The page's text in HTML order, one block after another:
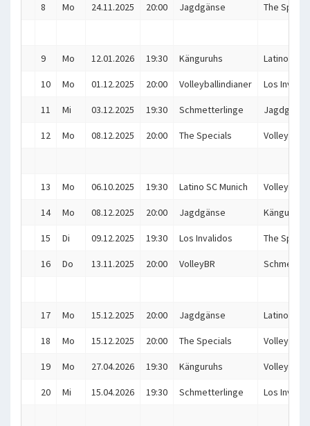
8 Mo 24.11.2025 20:00 Jagdgänse The
9 Mo 12.01.2026 19:30 Känguruhs Latino SC
10 Mo 01.12.2025 20:00 Volleyballindianer Los
11 Mi 03.12.2025 19:30 Schmetterlinge Jagdgänse
12 Mo 08.12.2025 20:00 The Specials VolleyBR
13 Mo 06.10.2025 19:30 Latino SC Munich
14 Mo 08.12.2025 20:00 Jagdgänse Känguruhs
15 Di 09.12.2025 19:30 Los Invalidos The
16 Do 13.11.2025 20:00 VolleyBR
17 Mo 15.12.2025 20:00 Jagdgänse Latino SC
18 Mo 15.12.2025 20:00 The Specials
19 Mo 27.04.2026 19:30 Känguruhs VolleyBR
20 Mi 15.04.2026 19:30 Schmetterlinge Los